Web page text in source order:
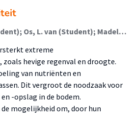
Bruin, T.J.H.M. de (Student); Os, L. van (Student); Madeleyn, B.H. (Student); Lokin, M.
extreme
hevige regenval en droogte.
van nutriënten en
Dit vergroot de noodzaak voor
-opslag in de bodem.
mogelijkheid om, door hun